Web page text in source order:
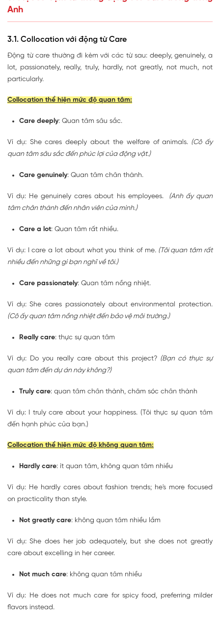
Anh
3.1. Collocation với động từ Care
Động từ care thường đi kèm với các từ sau: deeply, genuinely, a
lot, passionately, really, truly, hardly, not greatly, not much, not
particularly.
Collocation thể hiện mức độ quan tâm:
Care deeply: Quan tâm sâu sắc.
Ví dụ: She cares deeply about the welfare of animals. (Cô ấy
quan tâm sâu sắc đến phúc lợi của động vật.)
Care genuinely: Quan tâm chân thành.
Ví dụ: He genuinely cares about his employees.
(Anh ấy quan
tâm chân thành đến nhân viên của mình.)
Care a lot: Quan tâm rất nhiều.
Ví dụ: I care a lot about what you think of me. (Tôi quan tâm rất
nhiều đến những gì bạn nghĩ về tôi.)
Care passionately: Quan tâm nồng nhiệt.
Ví dụ: She cares passionately about environmental protection.
(Cô ấy quan tâm nồng nhiệt đến bảo vệ môi trường.)
Really care: thực sự quan tâm
Ví dụ: Do you really care about this project? (Bạn có thực sự
quan tâm đến dự án này không?)
Truly care: quan tâm chân thành, chăm sóc chân thành
Ví dụ: I truly care about your happiness. (Tôi thực sự quan tâm
đến hạnh phúc của bạn.)
Collocation thể hiện mức độ không quan tâm:
Hardly care: ít quan tâm, không quan tâm nhiều
Ví dụ: He hardly cares about fashion trends; he's more focused
on practicality than style.
Not greatly care: không quan tâm nhiều lắm
Ví dụ: She does her job adequately, but she does not greatly
care about excelling in her career.
Not much care: không quan tâm nhiều
Ví dụ: He does not much care for spicy food, preferring milder
flavors instead.